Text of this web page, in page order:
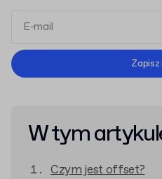
Zapisz
W tym
Czym jest offset?